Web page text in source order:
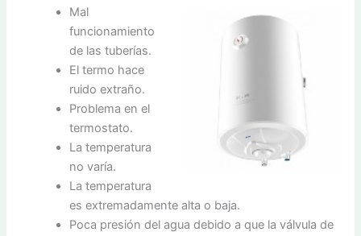
Mal
funcionamiento
de las tuberías.
El termo hace
ruido extraño.
Problema en el
termostato.
La temperatura
no varía.
La temperatura
es extremadamente alta o baja.
Poca presión del agua debido a que la válvula de